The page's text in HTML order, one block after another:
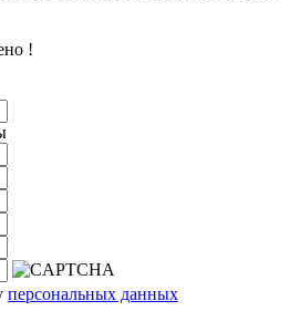
!
персональных данных